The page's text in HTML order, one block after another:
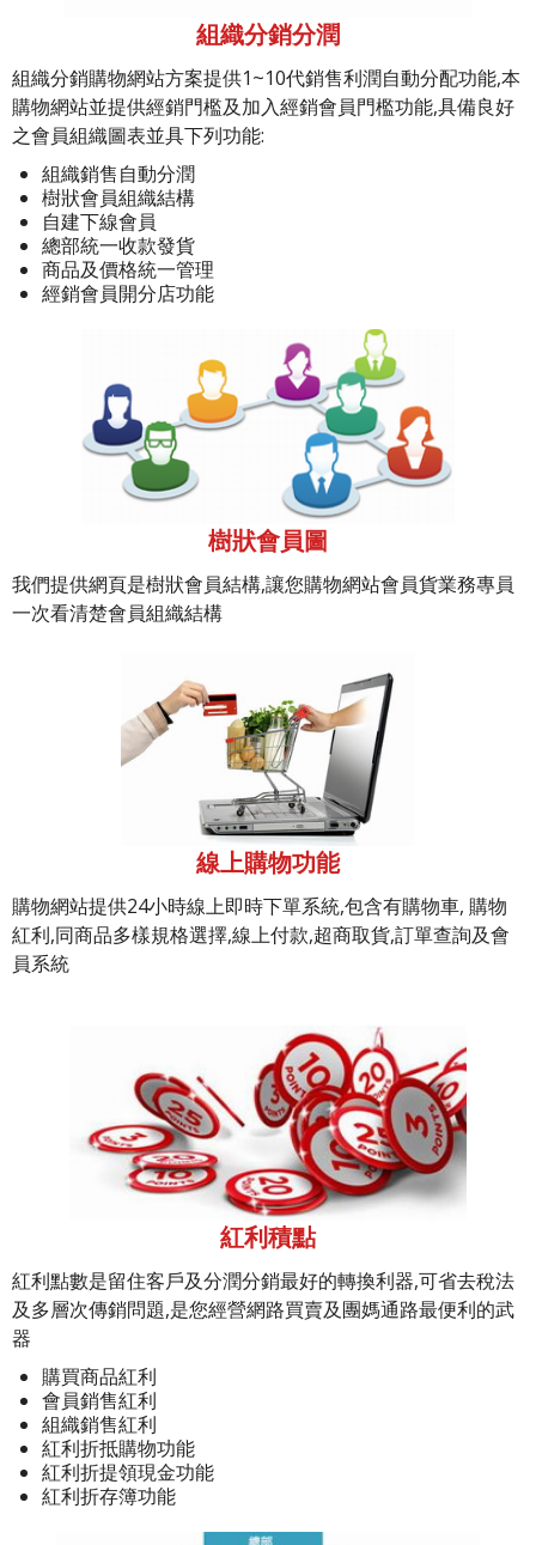
組織分銷分潤
組織分銷購物網站方案提供1~10代銷售利潤自動分配功能,本
購物網站並提供經銷門檻及加入經銷會員門檻功能,具備良好
之會員組織圖表並具下列功能:
組織銷售自動分潤
樹狀會員組織結構
自建下線會員
總部統一收款發貨
商品及價格統一管理
經銷會員開分店功能
樹狀會員圖
我們提供網頁是樹狀會員結構,讓您購物網站會員貨業務專員
一次看清楚會員組織結構
線上購物功能
購物網站提供24小時線上即時下單系統,包含有購物車, 購物
紅利,同商品多樣規格選擇,線上付款,超商取貨,訂單查詢及會
員系統
紅利積點
紅利點數是留住客戶及分潤分銷最好的轉換利器,可省去稅法
及多層次傳銷問題,是您經營網路買賣及團媽通路最便利的武
器
購買商品紅利
會員銷售紅利
組織銷售紅利
紅利折抵購物功能
紅利折提領現金功能
紅利折存簿功能